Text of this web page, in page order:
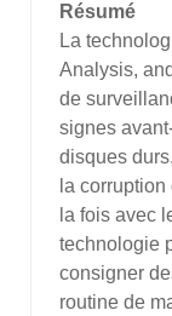
Résumé
La
Analysis,
de
signes
disques
la
la fois avec
technologie
consigner
routine de